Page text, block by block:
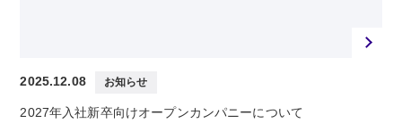
2025.12.08 お知らせ
2027年入社新卒向けオープンカンパニーについて